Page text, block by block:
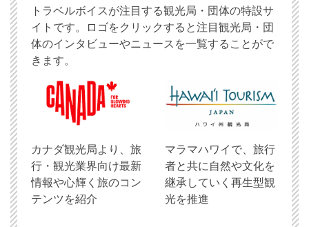
トラベルボイスが注目する観光局・団体の特設サ
イトです。ロゴをクリックすると注目観光局・団
体のインタビューやニュースを一覧することがで
きます。
​カナダ観光局より、旅
行・観光業界向け最新
情報や心輝く旅のコン
テンツを紹介
マラマハワイで、旅行
者と共に自然や文化を
継承していく再生型観
光を推進